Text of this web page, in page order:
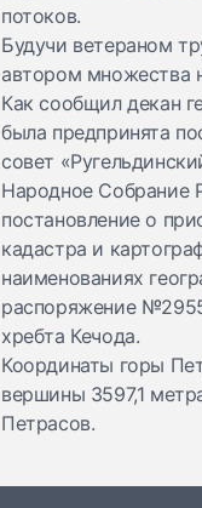
потоков.
Будучи ветераном
автором множества
Как сообщил декан
была предпринята
совет
Народное Собрание
постановление о
кадастра и
наименованиях
распоряжение
хребта Кечода.
Координаты горы
вершины 3597,1
Петрасов.